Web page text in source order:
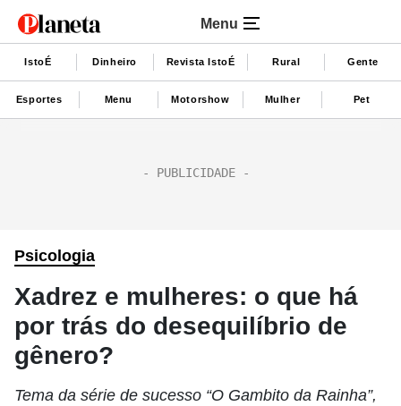
Menu
IstoÉ Dinheiro Revista IstoÉ Rural Gente
Esportes Menu Motorshow Mulher Pet
Psicologia
Xadrez e mulheres: o que há
por trás do desequilíbrio de
gênero?
Tema da série de sucesso “O Gambito da Rainha”,